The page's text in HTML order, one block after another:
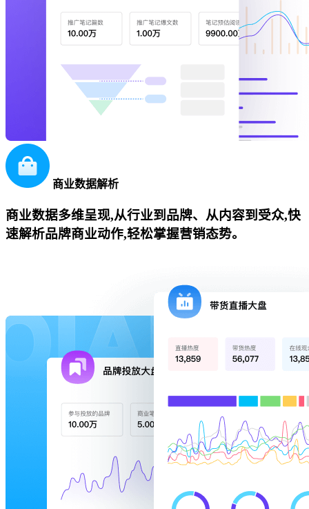
商业数据解析
商业数据多维呈现,从行业到品牌、从内容到受众,快
速解析品牌商业动作,轻松掌握营销态势。